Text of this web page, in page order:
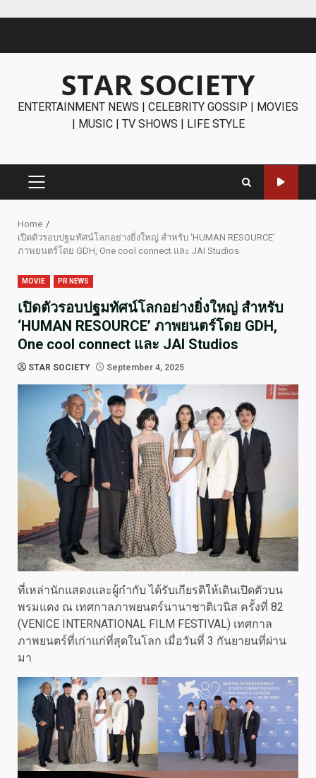
STAR SOCIETY
ENTERTAINMENT NEWS | CELEBRITY GOSSIP | MOVIES
| MUSIC | TV SHOWS | LIFE STYLE
PRIMARY
Home
เปิดตัวรอบปฐมทัศน์โลกอย่างยิ่งใหญ่ สำหรับ ‘HUMAN RESOURCE’
ภาพยนตร์โดย GDH, One cool connect และ JAI Studios
MOVIE PR NEWS
เปิดตัวรอบปฐมทัศน์โลกอย่างยิ่งใหญ่ สำหรับ
‘HUMAN RESOURCE’ ภาพยนตร์โดย GDH,
One cool connect และ JAI Studios
STAR SOCIETY September 4, 2025
ที่เหล่านักแสดงและผู้กำกับ ได้รับเกียรติให้เดินเปิดตัวบน
พรมแดง ณ เทศกาลภาพยนตร์นานาชาติเวนิส ครั้งที่ 82
(VENICE INTERNATIONAL FILM FESTIVAL) เทศกาล
ภาพยนตร์ที่เก่าแก่ที่สุดในโลก เมื่อวันที่ 3 กันยายนที่ผ่าน
มา